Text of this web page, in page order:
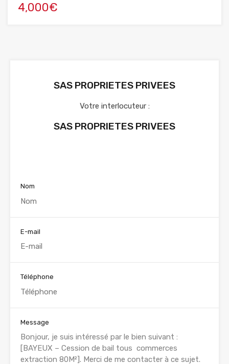
4,000€
SAS PROPRIETES PRIVEES
Votre interlocuteur :
SAS PROPRIETES PRIVEES
Nom
E-mail
Téléphone
Message